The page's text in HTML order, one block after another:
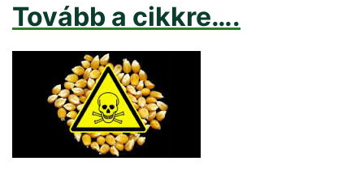
Tovább a cikkre….